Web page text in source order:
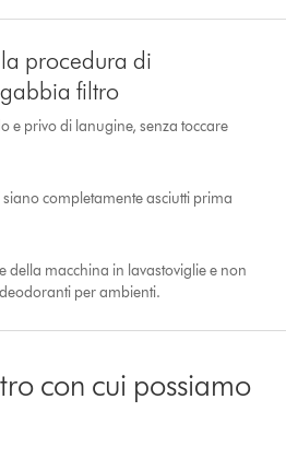
procedura di
filtro
e privo di lanugine, senza toccare
completamente asciutti prima
della macchina in lavastoviglie e non
per ambienti.
con cui possiamo